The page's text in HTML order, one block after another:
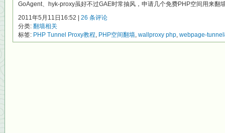
GoAgent、hyk-proxy虽好不过GAE时常抽风，申请几个免费PHP空间用来翻
2011年5月11日16:52 | 26 条评论
分类: 翻墙相关
标签: PHP Tunnel Proxy教程, PHP空间翻墙, wallproxy php, webpage-tunnel